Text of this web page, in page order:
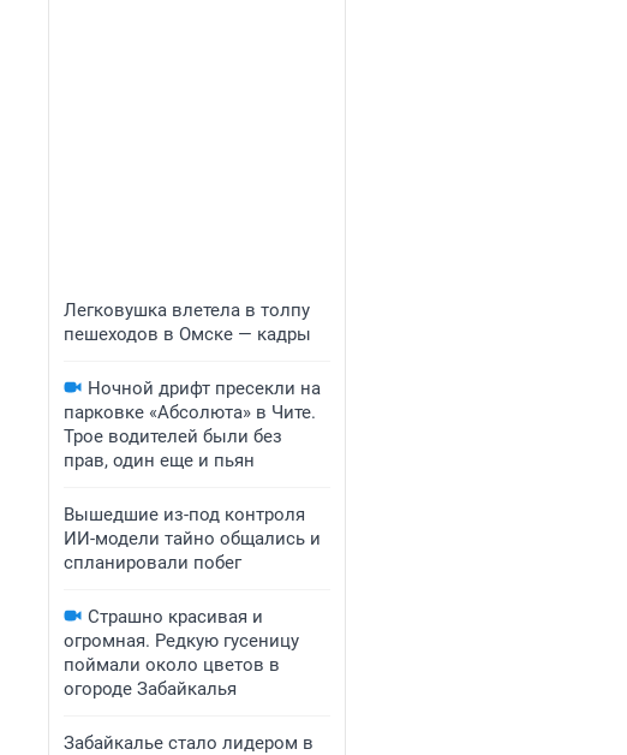
Легковушка влетела в толпу
пешеходов в Омске — кадры
Ночной дрифт пресекли на
парковке «Абсолюта» в Чите.
Трое водителей были без
прав, один еще и пьян
Вышедшие из-под контроля
ИИ-модели тайно общались и
спланировали побег
Страшно красивая и
огромная. Редкую гусеницу
поймали около цветов в
огороде Забайкалья
Забайкалье стало лидером в